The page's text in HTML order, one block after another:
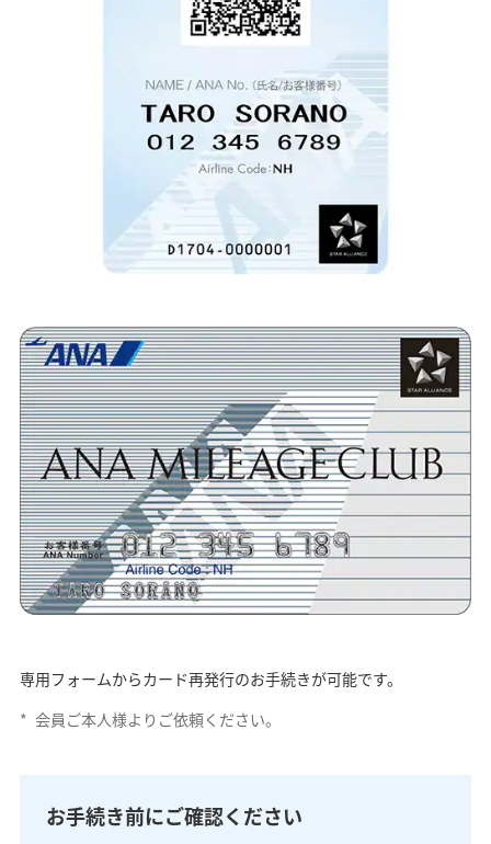
専用フォームからカード再発行のお手続きが可能です。
* 会員ご本人様よりご依頼ください。
お手続き前にご確認ください